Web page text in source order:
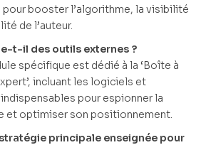
booster l’algorithme, la visibilité
de l’auteur.
t-il des outils externes ?
spécifique est dédié à la ‘Boîte à
incluant les logiciels et
pour espionner la
et optimiser son positionnement.
principale enseignée pour